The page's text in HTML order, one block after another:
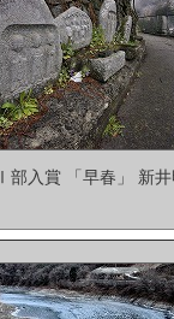
Ⅰ部入賞 「早春」 新井